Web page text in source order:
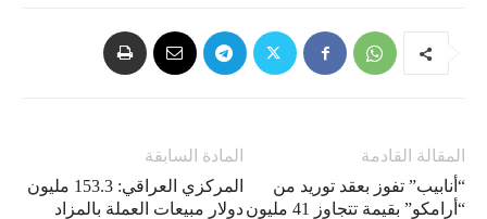
المادة السابقة
المركزي العراقي: 153.3 مليون
دولار مبيعات العملة بالمزاد
المقالة القادمة
“أنابيب” تفوز بعقد توريد من
“أرامكو” بقيمة تتجاوز 41 مليون